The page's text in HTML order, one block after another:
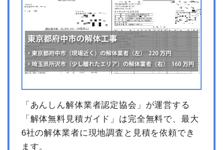
「あんしん解体業者認定協会」が運営する
「解体無料見積ガイド」は完全無料で、最大
6社の解体業者に現地調査と見積を依頼でき
ます。